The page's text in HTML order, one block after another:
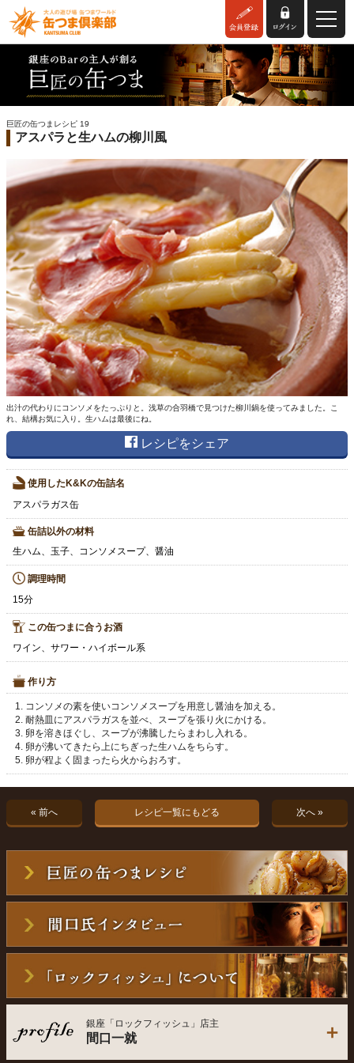
巨匠の缶つまレシピ 19
アスパラと生ハムの柳川風
出汁の代わりにコンソメをたっぷりと。浅草の合羽橋で見つけた柳川鍋を使ってみました。こ
れ、結構お気に入り。生ハムは最後にね。
レシピをシェア
使用したK&Kの缶詰名
アスパラガス缶
缶詰以外の材料
生ハム、玉子、コンソメスープ、醤油
調理時間
15分
この缶つまに合うお酒
ワイン、サワー・ハイボール系
作り方
コンソメの素を使いコンソメスープを用意し醤油を加える。
耐熱皿にアスパラガスを並べ、スープを張り火にかける。
卵を溶きほぐし、スープが沸騰したらまわし入れる。
卵が沸いてきたら上にちぎった生ハムをちらす。
卵が程よく固まったら火からおろす。
« 前へ レシピ一覧にもどる 次へ »
銀座「ロックフィッシュ」店主
間口一就